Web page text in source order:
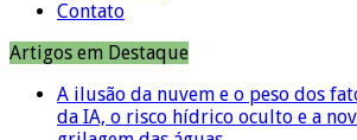
Contato
Artigos em Destaque
A ilusão da nuvem e o peso dos
da IA, o risco hídrico oculto e a